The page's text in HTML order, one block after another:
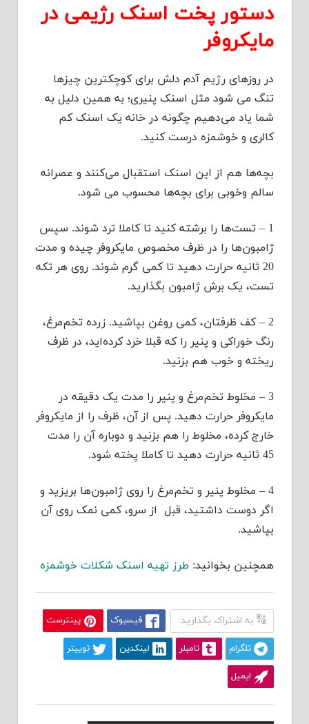
دستور پخت اسنک رژیمی در
مایکروفر
در روزهای رژیم آدم دلش برای کوچکترین چیزها
تنگ می شود مثل اسنک پنیری؛ به همین دلیل به
شما یاد می‌دهیم چگونه در خانه یک اسنک کم
کالری و خوشمزه درست کنید.
بچه‌ها هم از این اسنک استقبال می‌کنند و عصرانه
سالم وخوبی برای بچه‌ها محسوب می شود.
1 – تست‌ها را برشته کنید تا کاملا ترد شوند. سپس
ژامبون‌ها را در ظرف مخصوص مایکروفر چیده و مدت
20 ثانیه حرارت دهید تا کمی گرم شوند. روی هر تکه
تست، یک برش ژامبون بگذارید.
2 – کف ظرفتان، کمی روغن بپاشید. زرده تخم‌مرغ،
رنگ خوراکی و پنیر را که قبلا خرد کرده‌اید، در ظرف
ریخته و خوب هم بزنید.
3 – مخلوط تخم‌مرغ و پنیر را مدت یک دقیقه در
مایکروفر حرارت دهید. پس از آن، ظرف را از مایکروفر
خارج کرده، مخلوط را هم بزنید و دوباره آن را مدت
45 ثانیه حرارت دهید تا کاملا پخته شود.
4 – مخلوط پنیر و تخم‌مرغ را روی ژامبون‌ها بریزید و
اگر دوست داشتید، قبل از سرو، کمی نمک روی آن
بپاشید.
همچنین بخوانید: طرز تهیه اسنک شکلات خوشمزه
به اشتراک بگذارید: فیسبوک پینترست
تلگرام تامبلر لینکدین توییتر
ایمیل